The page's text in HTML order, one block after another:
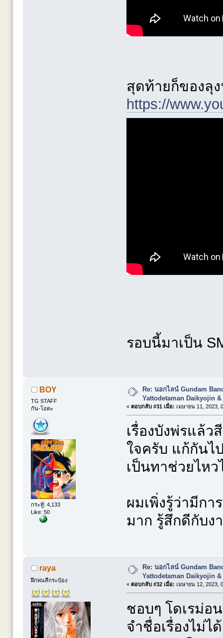
สุดท้ายก็ของลุ
https://
รอบนี้มาเป็น
BOY
TG STAFF
กัน-โอตะ
กระทู้: 4,133
Like: 50
Re: นอกไลน์ Gundam
Yattodetaman Daikyojin &
« ตอบกลับ #31 เมื่อ: เมษายน 11, 2023,
เรื่องบังพ่รแล้
ใจครับ แก้กันไ
เป็นทาช่วยไห
ผมเพิ่งรู้ว่ามีก
มาก รู้สึกดีกับง
raya
ฝึกพ่นสีกระป๋อง
Re: นอกไลน์ Gundam
Yattodetaman Daikyojin &
« ตอบกลับ #32 เมื่อ: เมษายน 12, 2023,
ชอบๆ โดเรม่อ
จำชื่อเรื่องไม่